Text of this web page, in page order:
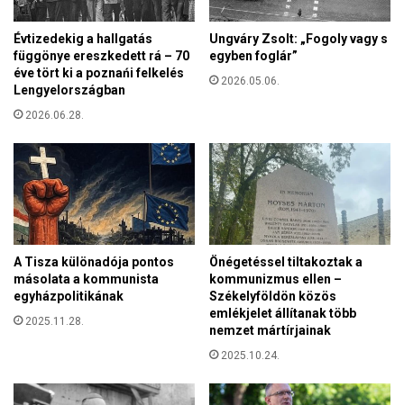
m
e
g
m
e
e
t
e
k
m
i
n
k
e
s
é
g
é
s
a
l
á
m
k
ö
z
ö
Évtizedekig a hallgatás
függönye ereszkedett rá – 70
éve tört ki a poznańi felkelés
Lengyelországban
2026.06.28.
Ungváry Zsolt: „Fogoly vagy s
egyben foglár”
2026.05.06.
A Tisza különadója pontos
másolata a kommunista
egyházpolitikának
2025.11.28.
Önégetéssel tiltakoztak a
kommunizmus ellen –
Székelyföldön közös
emlékjelet állítanak több
nemzet mártírjainak
2025.10.24.